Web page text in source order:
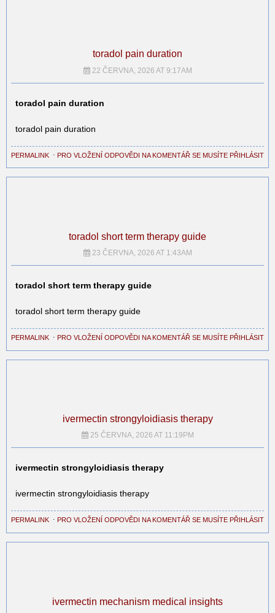
toradol pain duration
22 ČERVNA, 2026 AT 9:17AM
toradol pain duration
toradol pain duration
PERMALINK ⋅ PRO VLOŽENÍ ODPOVĚDI NA KOMENTÁŘ SE MUSÍTE PŘIHLÁSIT
toradol short term therapy guide
23 ČERVNA, 2026 AT 1:43AM
toradol short term therapy guide
toradol short term therapy guide
PERMALINK ⋅ PRO VLOŽENÍ ODPOVĚDI NA KOMENTÁŘ SE MUSÍTE PŘIHLÁSIT
ivermectin strongyloidiasis therapy
25 ČERVNA, 2026 AT 11:19PM
ivermectin strongyloidiasis therapy
ivermectin strongyloidiasis therapy
PERMALINK ⋅ PRO VLOŽENÍ ODPOVĚDI NA KOMENTÁŘ SE MUSÍTE PŘIHLÁSIT
ivermectin mechanism medical insights